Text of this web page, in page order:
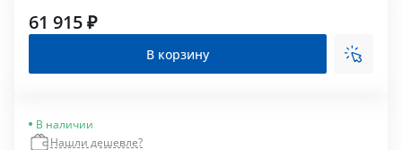
61 915 ₽
В корзину
В наличии
Нашли дешевле?